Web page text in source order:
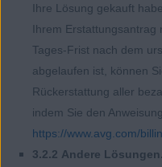
Ihre Lösung gekauft
Ihrem
Tages-Frist nach dem
abgelaufen ist, können
Rückerstattung aller
indem Sie den
https://www.avg.com/
3.2.2 Andere Lösungen.